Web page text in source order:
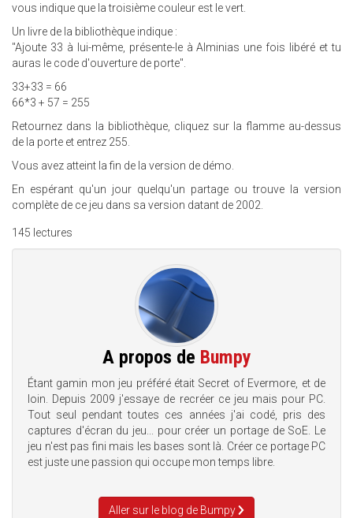
vous indique que la troisième couleur est le vert.
Un livre de la bibliothèque indique :
"Ajoute 33 à lui-même, présente-le à Alminias une fois libéré et tu
auras le code d'ouverture de porte".
33+33 = 66
66*3 + 57 = 255
Retournez dans la bibliothèque, cliquez sur la flamme au-dessus
de la porte et entrez 255.
Vous avez atteint la fin de la version de démo.
En espérant qu'un jour quelqu'un partage ou trouve la version
complète de ce jeu dans sa version datant de 2002.
145 lectures
A propos de Bumpy
Étant gamin mon jeu préféré était Secret of Evermore, et de
loin. Depuis 2009 j'essaye de recréer ce jeu mais pour PC.
Tout seul pendant toutes ces années j'ai codé, pris des
captures d'écran du jeu... pour créer un portage de SoE. Le
jeu n'est pas fini mais les bases sont là. Créer ce portage PC
est juste une passion qui occupe mon temps libre.
Aller sur le blog de Bumpy